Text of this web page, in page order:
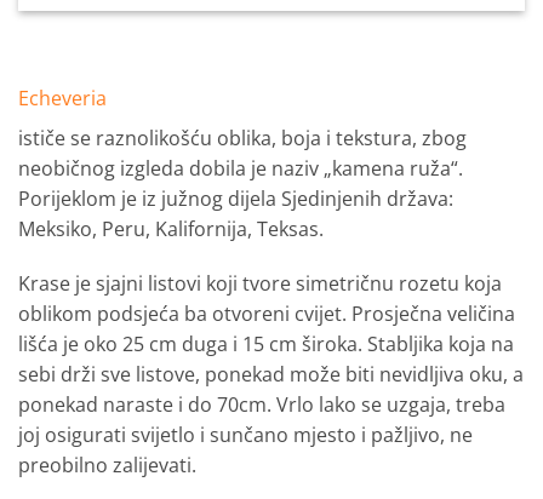
Echeveria
ističe se raznolikošću oblika, boja i tekstura, zbog
neobičnog izgleda dobila je naziv „kamena ruža“.
Porijeklom je iz južnog dijela Sjedinjenih država:
Meksiko, Peru, Kalifornija, Teksas.
Krase je sjajni listovi koji tvore simetričnu rozetu koja
oblikom podsjeća ba otvoreni cvijet. Prosječna veličina
lišća je oko 25 cm duga i 15 cm široka. Stabljika koja na
sebi drži sve listove, ponekad može biti nevidljiva oku, a
ponekad naraste i do 70cm. Vrlo lako se uzgaja, treba
joj osigurati svijetlo i sunčano mjesto i pažljivo, ne
preobilno zalijevati.